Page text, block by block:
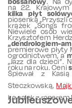
na 22.
piosenką „Przyszli
kilka płyt
krążek „Songs
Krzysztofem
premierowe płyty
„Jazz dla dzieci”.
Śpiewał z
Steczkowską,
kawałek z
Niewiele osób
„dendrologiem-
ogrodnictwem, a
roku na roku. Ceni